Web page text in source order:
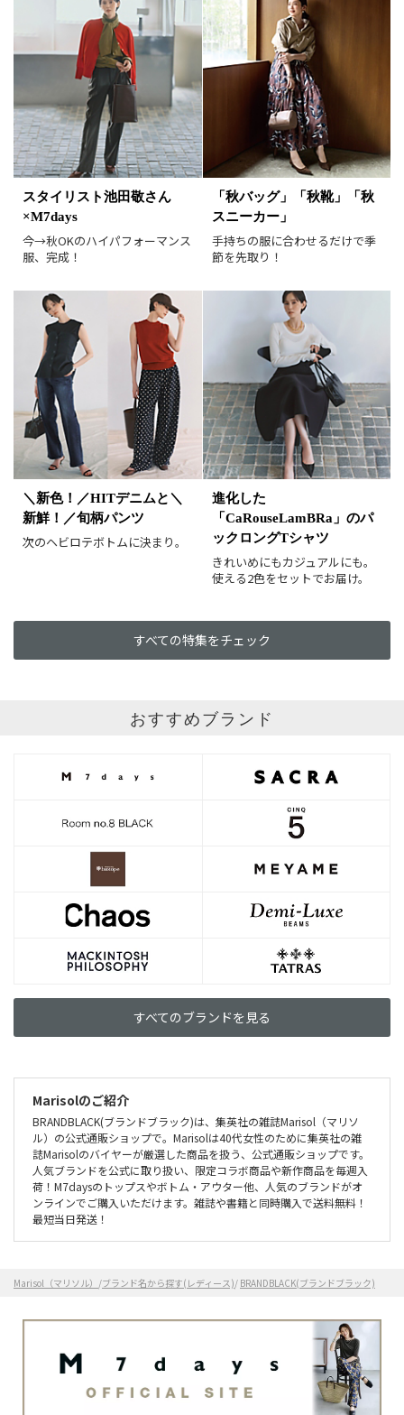
画像小 画像大
30件 90件
並び順 おすすめ順
人気順
新着順
価格が安い順
価格が高い順
値下げ実施日順
ホワイト ブラック
グレー
ベージュ
ブラウン
オレンジ
イエロー
レッド
ピンク
パープル
グリーン
ブルー
ゴールド
シルバー マルチ
スタイリスト池田敬さん
×M7days
今→秋OKのハイパフォーマンス
服、完成！
「秋バッグ」「秋靴」「秋
スニーカー」
手持ちの服に合わせるだけで季
節を先取り！
＼新色！／HITデニムと＼
新鮮！／旬柄パンツ
次のヘビロテボトムに決まり。
進化した
「CaRouseLamBRa」のパ
ックロングTシャツ
きれいめにもカジュアルにも。
使える2色をセットでお届け。
すべての特集をチェック
おすすめブランド
すべてのブランドを見る
Marisolのご紹介
BRANDBLACK(ブランドブラック)は、集英社の雑誌Marisol（マリソ
ル）の公式通販ショップで。Marisolは40代女性のために集英社の雑
誌Marisolのバイヤーが厳選した商品を扱う、公式通販ショップです。
人気ブランドを公式に取り扱い、限定コラボ商品や新作商品を毎週入
荷！M7daysのトップスやボトム・アウター他、人気のブランドがオ
ンラインでご購入いただけます。雑誌や書籍と同時購入で送料無料！
最短当日発送！
Marisol（マリソル） /ブランド名から探す(レディース)/ BRANDBLACK(ブランドブラック)